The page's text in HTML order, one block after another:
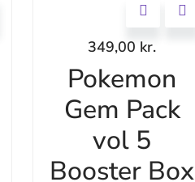
349,00 kr.
Pokemon
Gem Pack
vol 5
Booster Box